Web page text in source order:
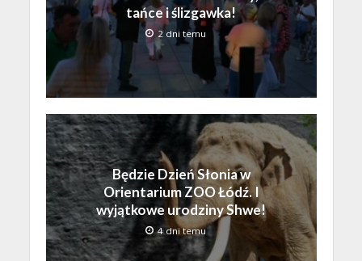
tańce i ślizgawka!
2 dni temu
Będzie Dzień Słonia w
Orientarium ZOO Łódź. I
wyjątkowe urodziny Shwe!
4 dni temu